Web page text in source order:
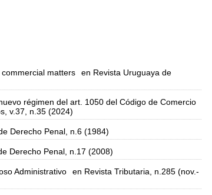
matters
en Revista Uruguaya de
régimen del art. 1050 del Código de Comercio
v.37, n.35 (2024)
Derecho Penal, n.6 (1984)
Derecho Penal, n.17 (2008)
Administrativo
en Revista Tributaria, n.285 (nov.-